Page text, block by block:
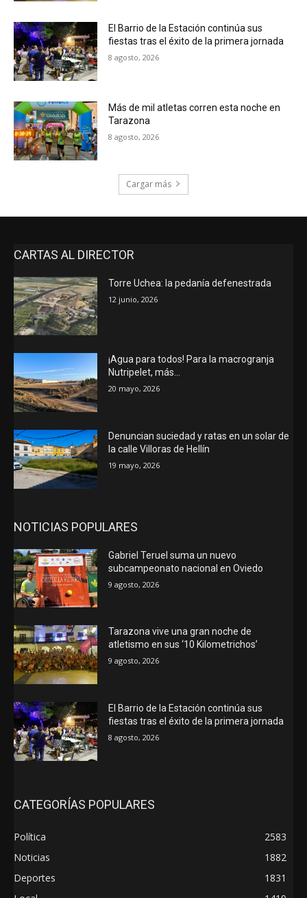
El Barrio de la Estación continúa sus
fiestas tras el éxito de la primera jornada
8 agosto, 2026
Más de mil atletas corren esta noche en
Tarazona
8 agosto, 2026
Cargar más
CARTAS AL DIRECTOR
Torre Uchea: la pedanía defenestrada
12 junio, 2026
¡Agua para todos! Para la macrogranja
Nutripelet, más…
20 mayo, 2026
Denuncian suciedad y ratas en un solar de
la calle Villoras de Hellín
19 mayo, 2026
NOTICIAS POPULARES
Gabriel Teruel suma un nuevo
subcampeonato nacional en Oviedo
9 agosto, 2026
Tarazona vive una gran noche de
atletismo en sus ‘10 Kilometrichos’
9 agosto, 2026
El Barrio de la Estación continúa sus
fiestas tras el éxito de la primera jornada
8 agosto, 2026
CATEGORÍAS POPULARES
Política
2583
Noticias
1882
Deportes
1831